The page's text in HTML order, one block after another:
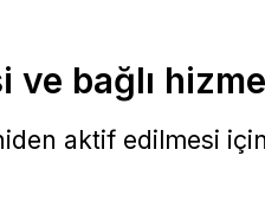
ve bağlı
aktif edilmesi